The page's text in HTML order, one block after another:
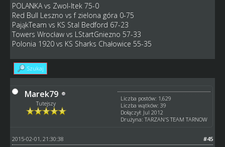
POLANKA vs Zwol-Itek 75-0
Red Bull Leszno vs f zielona góra 0-75
PająkTeam vs KS Stal Bedford 67-23
Towers Wrocław vs LStartGniezno 57-33
Polonia 1920 vs KS Sharks Chałowice 55-35
Szukaj
Marek79
Tutejszy
Liczba postów: 1,629
Liczba wątków: 39
Dołączył: Jul 2012
Drużyna: TARZAN'S TEAM TARNOW
#45
2015-02-01, 21:30:38